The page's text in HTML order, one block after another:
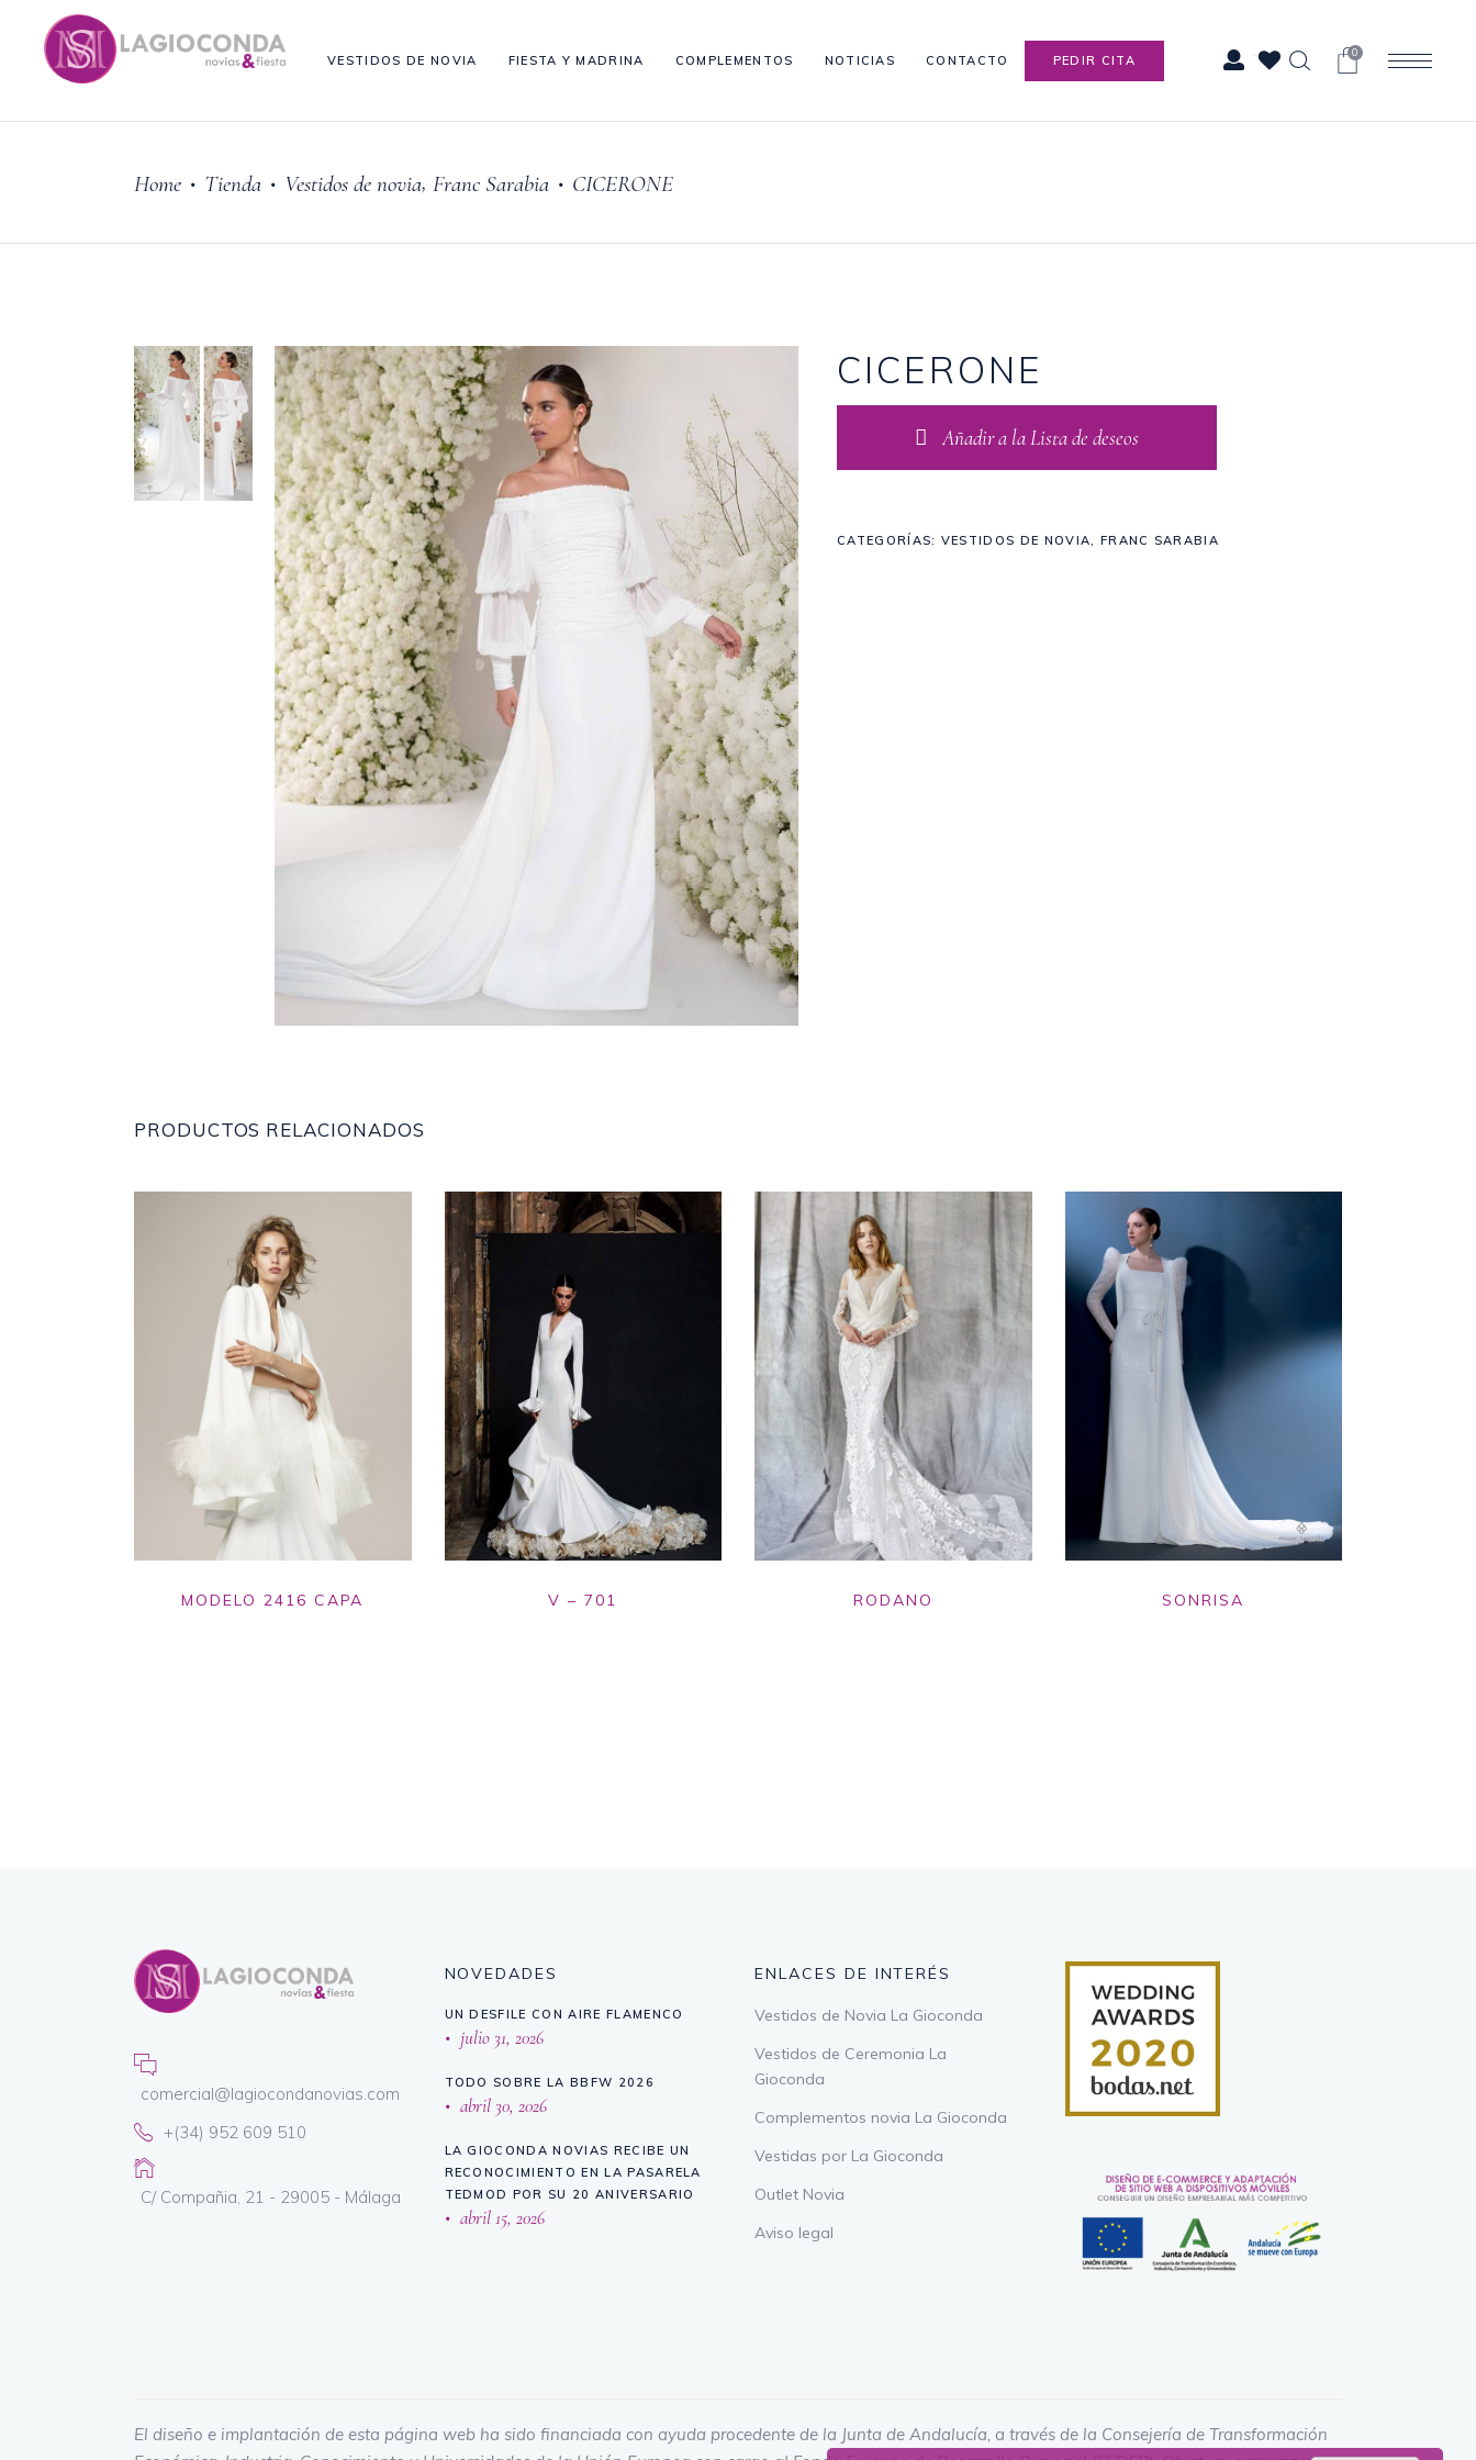
VESTIDOS DE NOVIA FIESTA Y MADRINA COMPLEMENTOS NOTICIAS CONTACTO PEDIR CITA 0
Home • Tienda • Vestidos de novia, Franc Sarabia • CICERONE
CICERONE
Añadir a la Lista de deseos
CATEGORÍAS: VESTIDOS DE NOVIA, FRANC SARABIA
PRODUCTOS RELACIONADOS
MODELO 2416 CAPA V – 701 RODANO SONRISA
comercial@lagiocondanovias.com
+(34) 952 609 510
C/ Compañia, 21 - 29005 - Málaga
NOVEDADES
UN DESFILE CON AIRE FLAMENCO
julio 31, 2026
TODO SOBRE LA BBFW 2026
abril 30, 2026
LA GIOCONDA NOVIAS RECIBE UN
RECONOCIMIENTO EN LA PASARELA
TEDMOD POR SU 20 ANIVERSARIO
abril 15, 2026
ENLACES DE INTERÉS
Vestidos de Novia La Gioconda
Vestidos de Ceremonia La
Gioconda
Complementos novia La Gioconda
Vestidas por La Gioconda
Outlet Novia
Aviso legal
El diseño e implantación de esta página web ha sido financiada con ayuda procedente de la Junta de Andalucía, a través de la Consejería de Transformación